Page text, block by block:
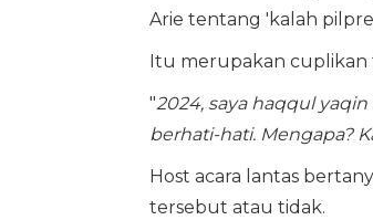
Arie tentang 'kalah
Itu merupakan cuplikan
"2024, saya haqqul
berhati-hati. Mengapa?
Host acara lantas
tersebut atau tidak.